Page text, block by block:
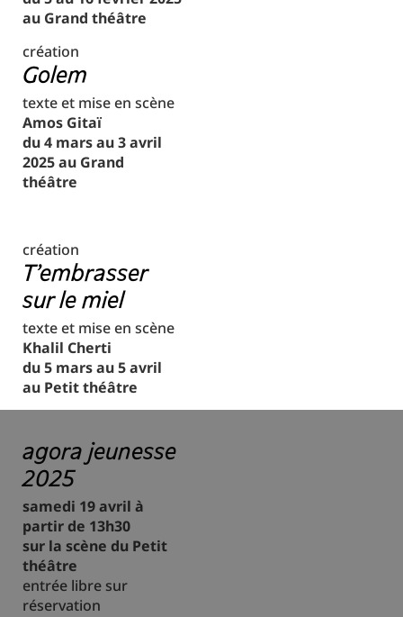
au Grand théâtre
création
Golem
texte et mise en scène
Amos Gitaï
du 4 mars au 3 avril
2025 au Grand
théâtre
création
T'embrasser
sur le miel
texte et mise en scène
Khalil Cherti
du 5 mars au 5 avril
au Petit théâtre
agora jeunesse
2025
samedi 19 avril à
partir de 13h30
sur la scène du Petit
théâtre
entrée libre sur
réservation